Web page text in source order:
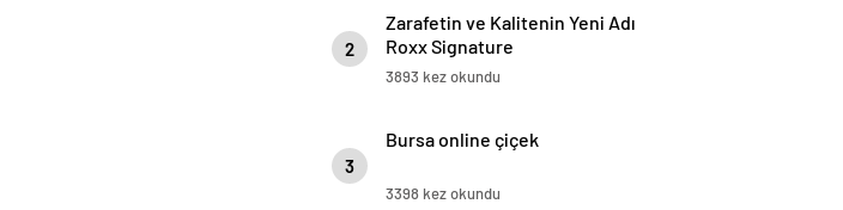
2
Zarafetin ve Kalitenin Yeni Adı
Roxx Signature
3893 kez okundu
3
Bursa online çiçek
3398 kez okundu